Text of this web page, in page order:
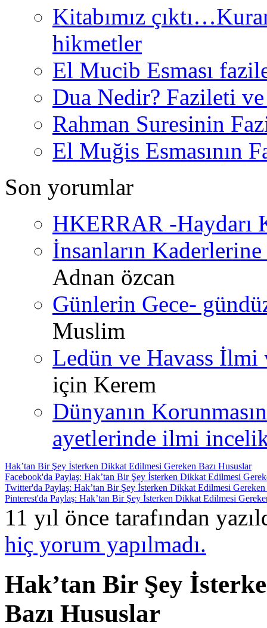
Kitabımız
hikmetler
El Mucib Esması
Dua Nedir? Fazileti
Rahman Suresinin
El Muğis Esmasının
Son yorumlar
HKERRAR -Haydarı
İnsanların
Adnan özcan
Günlerin Gece-
Muslim
Ledün ve Havass İlmi
için Kerem
Dünyanın
ayetlerinde ilmi
Hak’tan Bir Şey İsterken Dikkat Edilmesi Gereken Bazı Hususlar
Facebook'da Paylaş: Hak’tan Bir Şey İsterken Dikkat Edilmesi
Twitter'da Paylaş: Hak’tan Bir Şey İsterken Dikkat Edilmesi Gereken
Pinterest'da Paylaş: Hak’tan Bir Şey İsterken Dikkat Edilmesi
11 yıl önce tarafından
hiç yorum yapılmadı.
Hak’tan Bir Şey
Bazı Hususlar